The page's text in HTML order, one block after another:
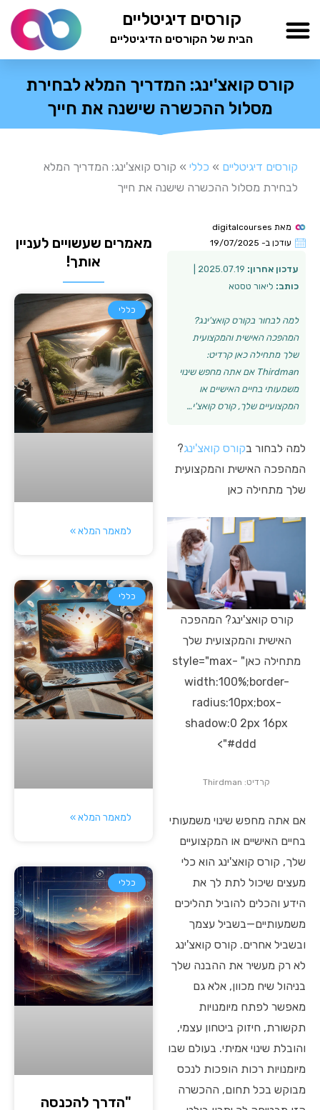
לתוכן
קורסים דיגיטליים
הבית של הקורסים הדיגיטליים
קורס קואצ'ינג: המדריך המלא לבחירת
מסלול ההכשרה שישנה את חייך
קורסים דיגיטליים » כללי » קורס קואצ'ינג: המדריך המלא
לבחירת מסלול ההכשרה שישנה את חייך
מאת
עודכן ב- 19/07/2025
עדכון אחרון:
כותב: ליאור טסטא
למה לבחור בקורס קואצ'ינג?
המהפכה האישית והמקצועית
שלך מתחילה כאן קרדיט:
Thirdman אם אתה מחפש שינוי
משמעותי בחיים האישיים או
המקצועיים שלך, קורס קואצ'י…
למה לבחור בקורס קואצ'ינג?
המהפכה האישית והמקצועית
שלך מתחילה כאן
קורס קואצ'ינג? המהפכה
האישית והמקצועית שלך
מתחילה כאן" style="max-
width:100%;border-
radius:10px;box-
shadow:0 2px 16px
#ddd">
קרדיט: Thirdman
אם אתה מחפש שינוי משמעותי
בחיים האישיים או המקצועיים
שלך, קורס קואצ'ינג הוא כלי
מעצים שיכול לתת לך את
הידע והכלים להוביל תהליכים
משמעותיים—בשביל עצמך
ובשביל אחרים. קורס קואצ'ינג
לא רק מעשיר את ההבנה שלך
בניהול שיח מכוון, אלא גם
מאפשר לפתח מיומנויות
תקשורת, חיזוק ביטחון עצמי,
והובלת שינוי אמיתי. בעולם שבו
מיומנויות רכות הופכות לנכס
מבוקש בכל תחום, ההכשרה
מאמרים שעשויים לעניין
אותך!
כללי
למאמר המלא »
כללי
למאמר המלא »
כללי
"הדרך להכנסה